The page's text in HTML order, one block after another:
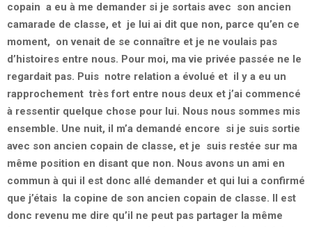
copain a eu à me demander si je sortais avec son ancien
camarade de classe, et je lui ai dit que non, parce qu’en ce
moment, on venait de se connaître et je ne voulais pas
d’histoires entre nous. Pour moi, ma vie privée passée ne le
regardait pas. Puis notre relation a évolué et il y a eu un
rapprochement très fort entre nous deux et j’ai commencé
à ressentir quelque chose pour lui. Nous nous sommes mis
ensemble. Une nuit, il m’a demandé encore si je suis sortie
avec son ancien copain de classe, et je suis restée sur ma
même position en disant que non. Nous avons un ami en
commun à qui il est donc allé demander et qui lui a confirmé
que j’étais la copine de son ancien copain de classe. Il est
donc revenu me dire qu’il ne peut pas partager la même